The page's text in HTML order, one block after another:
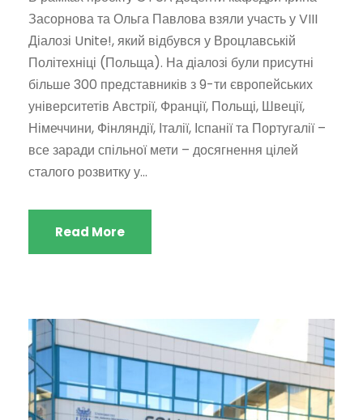
Засорнова та Ольга Павлова взяли участь у VIII
Діалозі Unite!, який відбувся у Вроцлавській
Політехніці (Польща). На діалозі були присутні
більше 300 представників з 9-ти європейських
університетів Австрії, Франції, Польщі, Швеції,
Німеччини, Фінляндії, Італії, Іспанії та Португалії –
все заради спільної мети – досягнення цілей
сталого розвитку у...
Read More